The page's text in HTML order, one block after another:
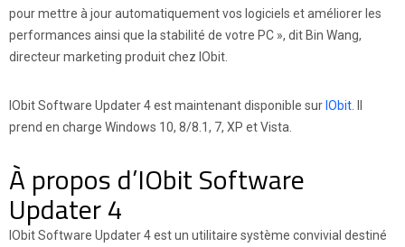
pour mettre à jour automatiquement vos logiciels et améliorer les
performances ainsi que la stabilité de votre PC », dit Bin Wang,
directeur marketing produit chez IObit.
IObit Software Updater 4 est maintenant disponible sur IObit
prend en charge Windows 10, 8/8.1, 7, XP et Vista.
À propos d’IObit Software
Updater 4
IObit Software Updater 4 est un utilitaire système convivial destiné